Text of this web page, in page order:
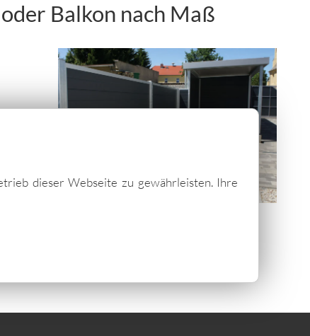
Balkon nach Maß
dieser Webseite zu gewährleisten. Ihre